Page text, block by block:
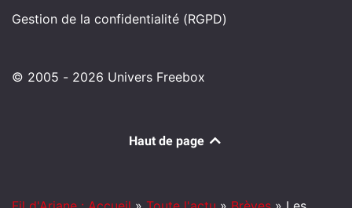
Gestion de la confidentialité (RGPD)
© 2005 - 2026 Univers Freebox
Haut de page